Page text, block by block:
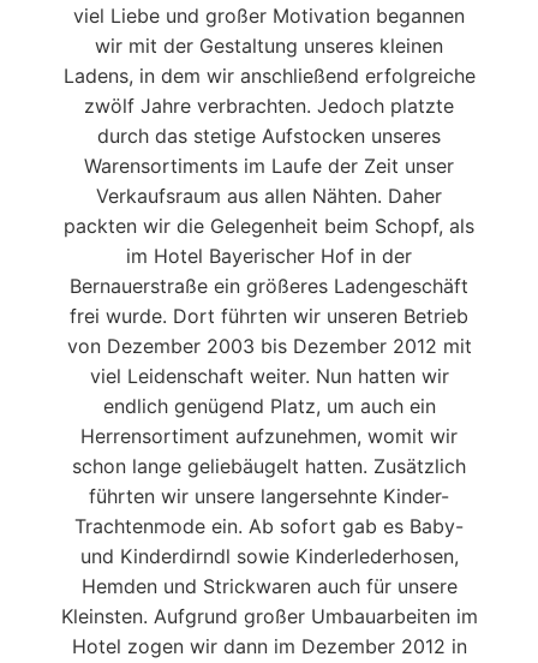
viel Liebe und großer Motivation begannen
wir mit der Gestaltung unseres kleinen
Ladens, in dem wir anschließend erfolgreiche
zwölf Jahre verbrachten. Jedoch platzte
durch das stetige Aufstocken unseres
Warensortiments im Laufe der Zeit unser
Verkaufsraum aus allen Nähten. Daher
packten wir die Gelegenheit beim Schopf, als
im Hotel Bayerischer Hof in der
Bernauerstraße ein größeres Ladengeschäft
frei wurde. Dort führten wir unseren Betrieb
von Dezember 2003 bis Dezember 2012 mit
viel Leidenschaft weiter. Nun hatten wir
endlich genügend Platz, um auch ein
Herrensortiment aufzunehmen, womit wir
schon lange geliebäugelt hatten. Zusätzlich
führten wir unsere langersehnte Kinder-
Trachtenmode ein. Ab sofort gab es Baby-
und Kinderdirndl sowie Kinderlederhosen,
Hemden und Strickwaren auch für unsere
Kleinsten. Aufgrund großer Umbauarbeiten im
Hotel zogen wir dann im Dezember 2012 in